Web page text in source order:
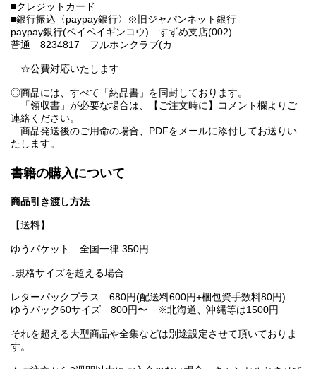
■クレジットカード
■銀行振込〈paypay銀行〉※旧ジャパンネット銀行
paypay銀行(ペイペイギンコウ) すずめ支店(002)
普通 8234817 フルホンクラブ(カ
☆公費対応いたします
◎商品には、すべて「納品書」を同封しております。
「領収書」が必要な場合は、【ご注文時に】コメント欄よりご
連絡ください。
商品発送後のご用命の場合、PDFをメールに添付してお送りい
たします。
書籍の購入について
商品引き渡し方法
【送料】
ゆうパケット 全国一律 350円
↓規格サイズを超える場合
レターパックプラス 680円(配送料600円+梱包資手数料80円)
ゆうパック60サイズ 800円〜 ※北海道、沖縄等は1500円
それを超える大型商品や全集などは別途設定させて頂いておりま
す。